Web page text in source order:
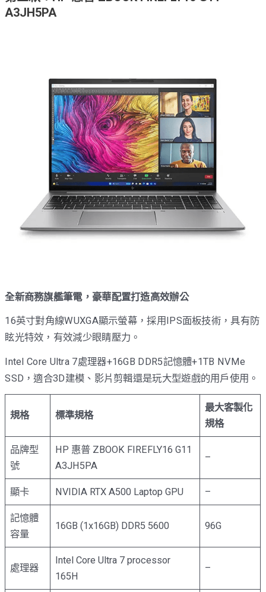
A3JH5PA
全新商務旗艦筆電，豪華配置打造高效辦公
16英寸對角線WUXGA顯示螢幕，採用IPS面板技術，具有防
眩光特效，有效減少眼睛壓力。
Intel Core Ultra 7處理器+16GB DDR5記憶體+1TB NVMe
SSD，適合3D建模、影片剪輯還是玩大型遊戲的用戶使用。
規格 標準規格
最大客製化
規格
品牌型
號
HP 惠普 ZBOOK FIREFLY16 G11
A3JH5PA
–
顯卡 NVIDIA RTX A500 Laptop GPU –
記憶體
容量
16GB (1x16GB) DDR5 5600 96G
處理器
Intel Core Ultra 7 processor
165H
–